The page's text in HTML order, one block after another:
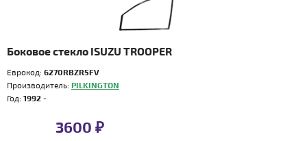
Боковое стекло ISUZU TROOPER
Еврокод: 6270RBZR5FV
Производитель: PILKINGTON
Год: 1992 -
3600 ₽